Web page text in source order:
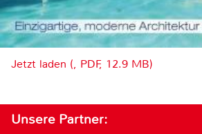
Jetzt laden (, PDF, 12.9 MB)
Unsere Partner: